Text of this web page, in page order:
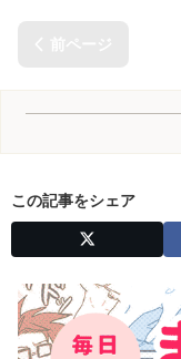
この記事をシェア